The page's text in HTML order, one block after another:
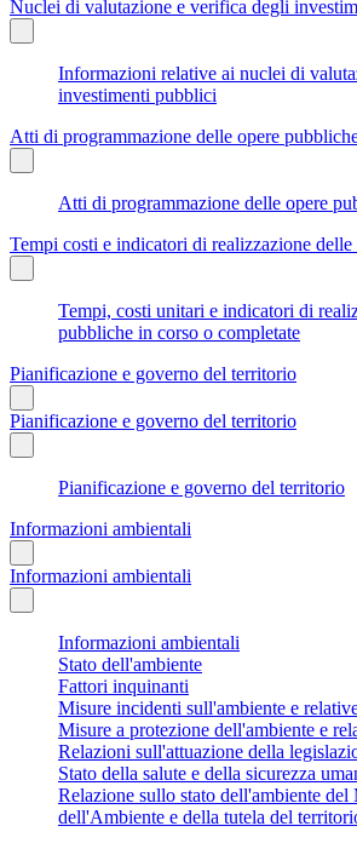
Nuclei di valutazione e verifica degli
Informazioni relative ai nuclei di
investimenti pubblici
Atti di programmazione delle opere
Atti di programmazione delle opere
Tempi costi e indicatori di realizzazione
Tempi, costi unitari e indicatori di
pubbliche in corso o completate
Pianificazione e governo del territorio
Pianificazione e governo del territorio
Pianificazione e governo del territorio
Informazioni ambientali
Informazioni ambientali
Informazioni ambientali
Stato dell'ambiente
Fattori inquinanti
Misure incidenti sull'ambiente e
Misure a protezione dell'ambiente e
Relazioni sull'attuazione della
Stato della salute e della sicurezza
Relazione sullo stato dell'ambiente del
dell'Ambiente e della tutela del